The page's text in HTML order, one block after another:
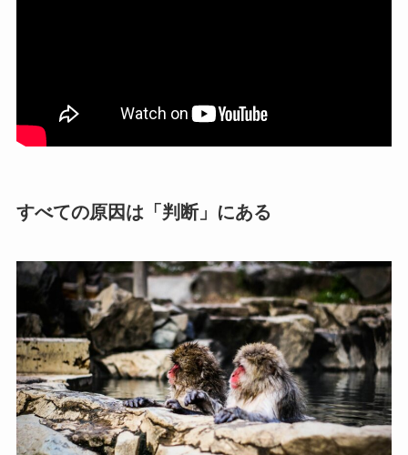
すべての原因は「判断」にある